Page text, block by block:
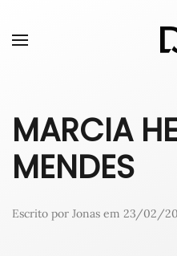
MARCIA
MENDES
Escrito por Jonas em 23/02/